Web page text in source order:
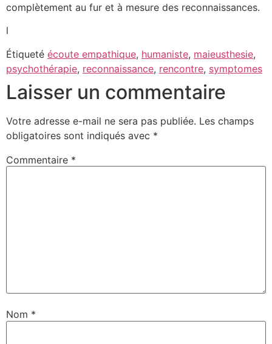
complètement au fur et à mesure des reconnaissances.
l
Étiqueté écoute empathique, humaniste, maieusthesie,
psychothérapie, reconnaissance, rencontre, symptomes
Laisser un commentaire
Votre adresse e-mail ne sera pas publiée. Les champs
obligatoires sont indiqués avec *
Commentaire *
Nom *